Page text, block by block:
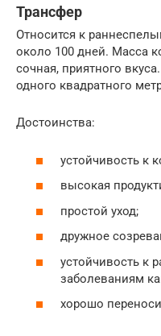
Трансфер
Относится к
около 100 дней. Масса
сочная, приятного
одного квадратного
Достоинства:
устойчивость к
высокая
простой уход;
дружное
устойчивость к
заболеваниям
хорошо